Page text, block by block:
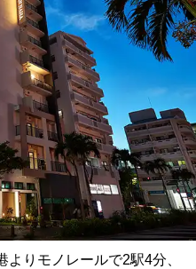
りモノレールで2駅4分、